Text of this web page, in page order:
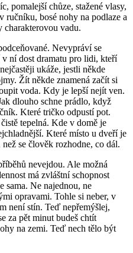
pomalejší chůze, stažené vlasy,
ručníku, bosé nohy na podlaze a
charakterovou vadu.
Nevypráví se
ní dost dramatu pro lidi, kteří
ukáže, jestli někde
Žít někde znamená začít si
voda. Kdy je lepší nejít ven.
dlouho schne prádlo, když
Které tričko odpustí pot.
tepelná. Kde v domě je
Které místo u dveří je
se člověk rozhodne, co dál.
nevejdou. Ale možná
má zvláštní schopnost
sama. Ne najednou, ne
opravami. Tohle si neber, v
není stín. Teď nepřemýšlej,
za pět minut budeš chtít
na zemi. Teď nech tělo být